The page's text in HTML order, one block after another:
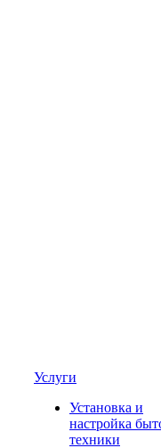
Услуги
Установка и
настройка
техники